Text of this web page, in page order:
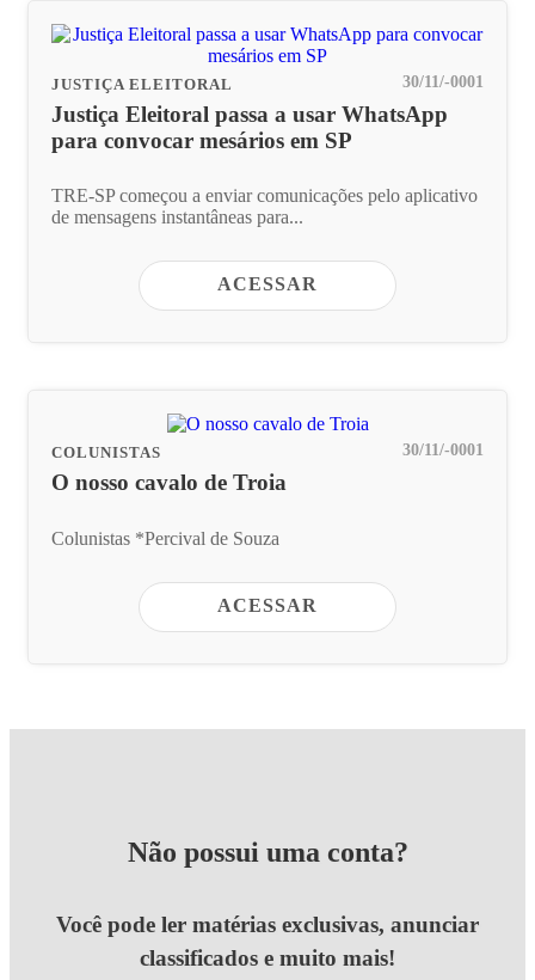
JUSTIÇA ELEITORAL 30/11/-0001
Justiça Eleitoral passa a usar WhatsApp
para convocar mesários em SP
TRE-SP começou a enviar comunicações pelo aplicativo
de mensagens instantâneas para...
ACESSAR
COLUNISTAS 30/11/-0001
O nosso cavalo de Troia
Colunistas *Percival de Souza
ACESSAR
Não possui uma conta?
Você pode ler matérias exclusivas, anunciar
classificados e muito mais!